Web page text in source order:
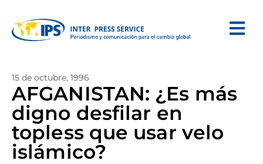
15 de octubre, 1996
AFGANISTAN: ¿Es más
digno desfilar en
topless que usar velo
islámico?